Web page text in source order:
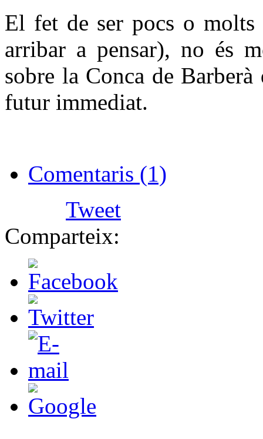
El fet de ser pocs o molts
arribar a pensar), no és
sobre la Conca de
futur immediat.
Comentaris (1)
Tweet
Comparteix: